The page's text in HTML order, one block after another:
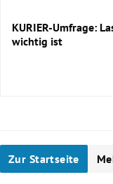
KURIER-Umfrage:
wichtig ist
Zur Startseite